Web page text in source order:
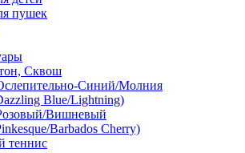
пушек
Сквош
Синий/Молния
Blue/Lightning)
Вишневый
Barbados Cherry)
теннис